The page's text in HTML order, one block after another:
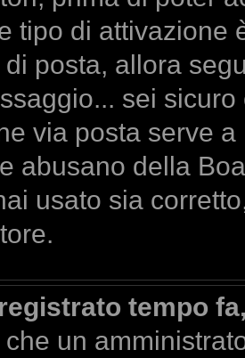
tipo di attivazione
posta, allora
sei
via posta serve
abusano della
usato sia
tempo
un